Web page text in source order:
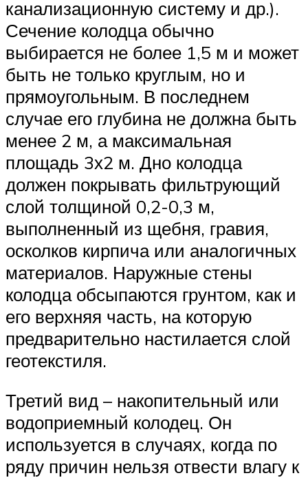
канализационную систему и др.).
Сечение колодца обычно
выбирается не более 1,5 м и может
быть не только круглым, но и
прямоугольным. В последнем
случае его глубина не должна быть
менее 2 м, а максимальная
площадь 3х2 м. Дно колодца
должен покрывать фильтрующий
слой толщиной 0,2-0,3 м,
выполненный из щебня, гравия,
осколков кирпича или аналогичных
материалов. Наружные стены
колодца обсыпаются грунтом, как и
его верхняя часть, на которую
предварительно настилается слой
геотекстиля.
Третий вид – накопительный или
водоприемный колодец. Он
используется в случаях, когда по
ряду причин нельзя отвести влагу к